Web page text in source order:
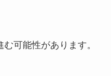
可能性があります。